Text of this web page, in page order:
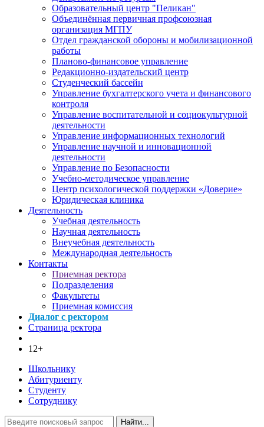
Образовательный центр "Пеликан"
Объединённая первичная профсоюзная
организация МГПУ
Отдел гражданской обороны и мобилизационной
работы
Планово-финансовое управление
Редакционно-издательский центр
Студенческий бассейн
Управление бухгалтерского учета и финансового
контроля
Управление воспитательной и социокультурной
деятельности
Управление информационных технологий
Управление научной и инновационной
деятельности
Управление по Безопасности
Учебно-методическое управление
Центр психологической поддержки «Доверие»
Юридическая клиника
Деятельность
Учебная деятельность
Научная деятельность
Внеучебная деятельность
Международная деятельность
Контакты
Приемная ректора
Подразделения
Факультеты
Приемная комиссия
Диалог с ректором
Страница ректора
12+
Школьнику
Абитуриенту
Студенту
Сотруднику
Найти...